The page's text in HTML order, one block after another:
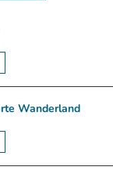
Wanderland